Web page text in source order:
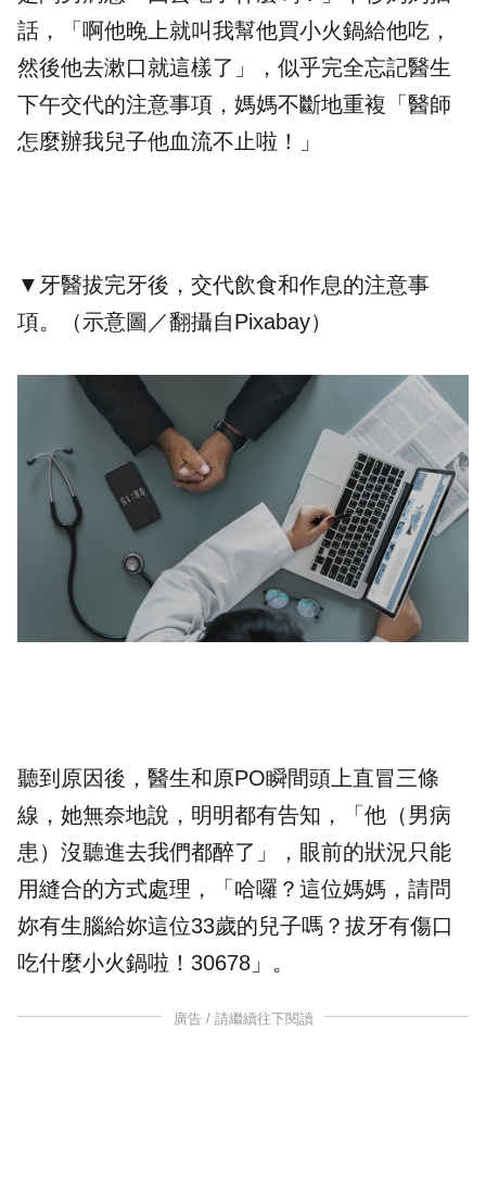
話，「啊他晚上就叫我幫他買小火鍋給他吃，
然後他去漱口就這樣了」，似乎完全忘記醫生
下午交代的注意事項，媽媽不斷地重複「醫師
怎麼辦我兒子他血流不止啦！」
▼牙醫拔完牙後，交代飲食和作息的注意事
項。（示意圖／翻攝自Pixabay）
聽到原因後，醫生和原PO瞬間頭上直冒三條
線，她無奈地說，明明都有告知，「他（男病
患）沒聽進去我們都醉了」，眼前的狀況只能
用縫合的方式處理，「哈囉？這位媽媽，請問
妳有生腦給妳這位33歲的兒子嗎？拔牙有傷口
吃什麼小火鍋啦！30678」。
廣告 / 請繼續往下閱讀